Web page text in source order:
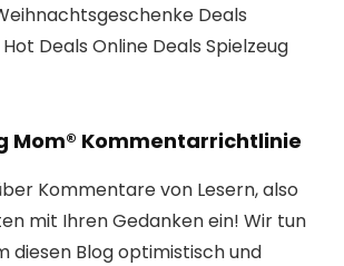
Deals
Deals Online Deals Spielzeug
Mom® Kommentarrichtlinie
Kommentare von Lesern, also
mit Ihren Gedanken ein! Wir tun
diesen Blog optimistisch und